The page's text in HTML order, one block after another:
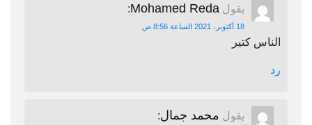
يقول Mohamed Reda
:
18 أكتوبر، 2021 الساعة 8:56 ص
الناس كتير
رد
يقول محمد جمال: